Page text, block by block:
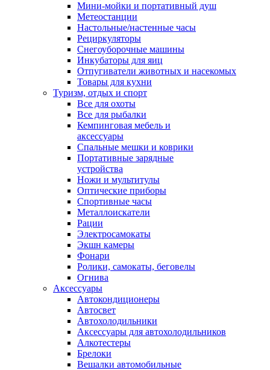
Мини-мойки и портативный душ
Метеостанции
Настольные/настенные часы
Рециркуляторы
Снегоуборочные машины
Инкубаторы для яиц
Отпугиватели животных и насекомых
Товары для кухни
Туризм, отдых и спорт
Все для охоты
Все для рыбалки
Кемпинговая мебель и
аксессуары
Спальные мешки и коврики
Портативные зарядные
устройства
Ножи и мультитулы
Оптические приборы
Спортивные часы
Металлоискатели
Рации
Электросамокаты
Экшн камеры
Фонари
Ролики, самокаты, беговелы
Огнива
Аксессуары
Автокондиционеры
Aвтосвет
Автохолодильники
Аксессуары для автохолодильников
Алкотестеры
Брелоки
Вешалки автомобильные